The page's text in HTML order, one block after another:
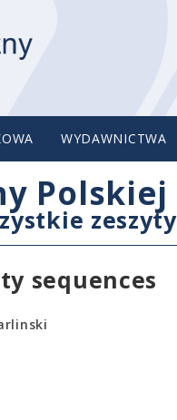
WYDAWNICTWA
zeszyty
sequences